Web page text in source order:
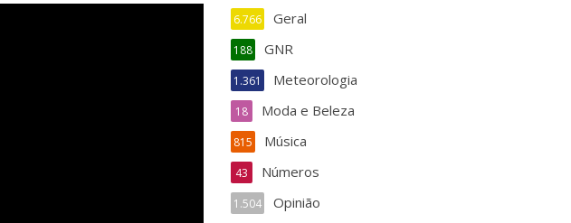
Geral
6.766
GNR
188
Meteorologia
1.361
Moda e Beleza
18
Música
815
Números
43
Opinião
1.504